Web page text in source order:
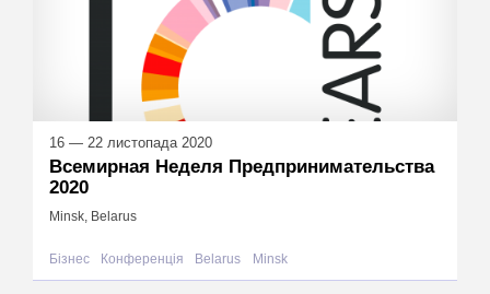
16 — 22 листопада 2020
Всемирная Неделя Предпринимательства
2020
Minsk, Belarus
Бізнес Конференція Belarus Minsk